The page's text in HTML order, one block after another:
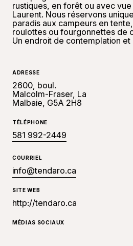
rustiques, en forêt ou avec
Laurent. Nous réservons
paradis aux campeurs en
roulottes ou fourgonnettes de
Un endroit de contemplation et
ADRESSE
2600, boul.
Malcolm-Fraser, La
Malbaie, G5A 2H8
TÉLÉPHONE
581 992-2449
COURRIEL
info@tendaro.ca
SITE WEB
http://tendaro.ca
MÉDIAS SOCIAUX